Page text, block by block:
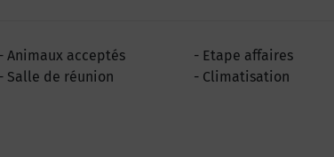
Animaux acceptés
Etape affaires
Salle de réunion
Climatisation